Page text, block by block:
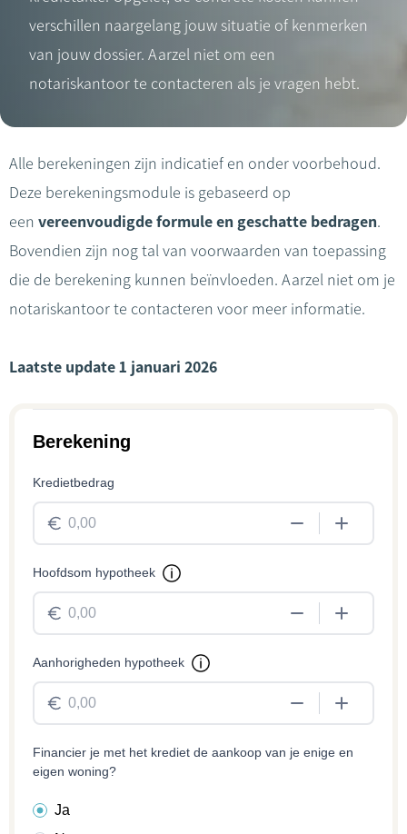
verschillen naargelang jouw situatie of kenmerken
van jouw dossier. Aarzel niet om een
notariskantoor te contacteren als je vragen hebt.
Alle berekeningen zijn indicatief en onder voorbehoud.
Deze berekeningsmodule is gebaseerd op
een vereenvoudigde formule en geschatte bedragen.
Bovendien zijn nog tal van voorwaarden van toepassing
die de berekening kunnen beïnvloeden. Aarzel niet om je
notariskantoor te contacteren voor meer informatie.
Laatste update 1 januari 2026